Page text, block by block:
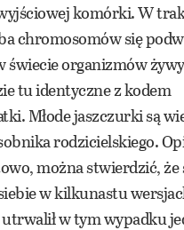
komórki. W
chromosomów się
świecie organizmów
tu identyczne z kodem
Młode jaszczurki są
rodzicielskiego.
można stwierdzić, że
w kilkunastu
w tym wypadku